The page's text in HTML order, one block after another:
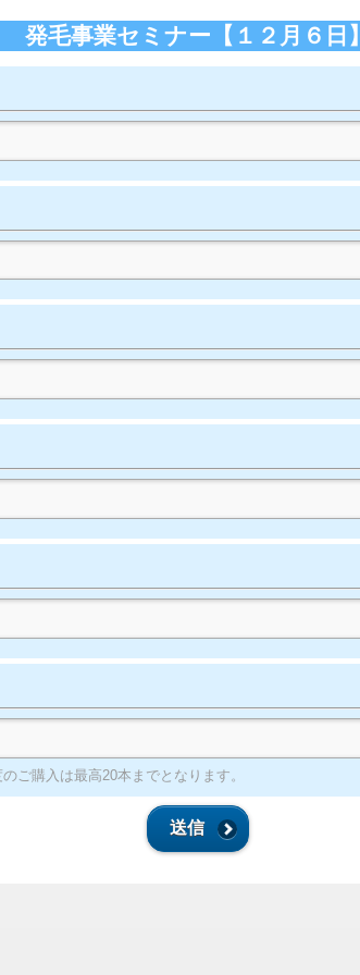
発毛事業セミナー【１２月６日】
ご購入は最高20本までとなります。
送信